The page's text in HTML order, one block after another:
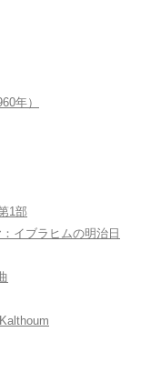
年）
1部
イブラヒムの明治日